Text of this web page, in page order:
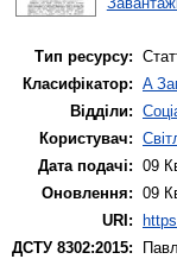
Тип ресурсу:
Класифікатор: A
Відділи:
Користувач:
Дата подачі: 09
Оновлення: 09
URI:
ДСТУ 8302:2015: